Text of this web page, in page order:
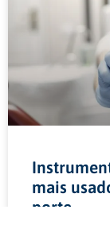
mais
porte